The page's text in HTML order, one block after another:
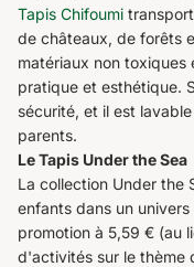
Tapis Chifoumi
de châteaux, de forêts
matériaux non toxiques
pratique et esthétique.
sécurité, et il est
parents.
Le Tapis Under the Sea
La collection Under the
enfants dans un
promotion à 5,59 € (au
d'activités sur le thème